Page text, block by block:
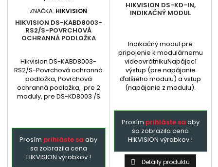
ZNAČKA: HIKVISION
HIKVISION DS-KABD8003-
RS2/S-POVRCHOVÁ
OCHRANNÁ PODLOŽKA
Hikvision DS-KABD8003-
RS2/S-Povrchová ochranná
podložka, Povrchová
ochranná podložka, pre 2
moduly, pre DS-KD8003 /S
Prosím prihláste sa aby
sa zobrazila cena
HIKVISION výrobkov !
HIKVISION DS-KD-IN,
INDIKAČNÝ MODUL
Indikačný modul pre
pripojenie k modulárnemu
videovrátnikuNapájací
výstup (pre napájanie
ďalšieho modulu) a vstup
(napájanie z modulu).
Prosím prihláste sa aby
sa zobrazila cena
HIKVISION výrobkov !
 Detaily produktu